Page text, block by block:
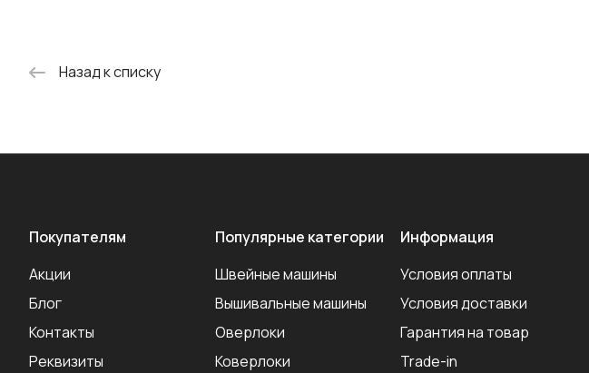
Назад к списку
Покупателям
Акции
Блог
Контакты
Реквизиты
Популярные категории
Швейные машины
Вышивальные машины
Оверлоки
Коверлоки
Информация
Условия оплаты
Условия доставки
Гарантия на товар
Trade-in